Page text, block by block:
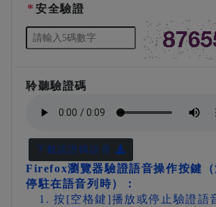
* 安全驗證
聆聽驗證碼
下載認證碼語音
Firefox瀏覽器驗證語音操作按鍵
停駐在語音列時）：
按[空格鍵]播放或停止驗證語